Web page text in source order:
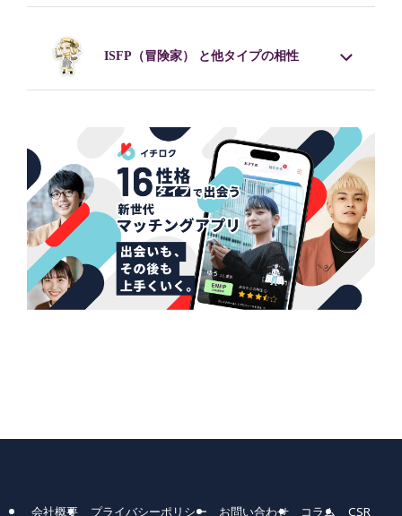
ISFP （冒険家） と他タイプの相性
会社概要 プライバシーポリシー お問い合わせ コラム CSR